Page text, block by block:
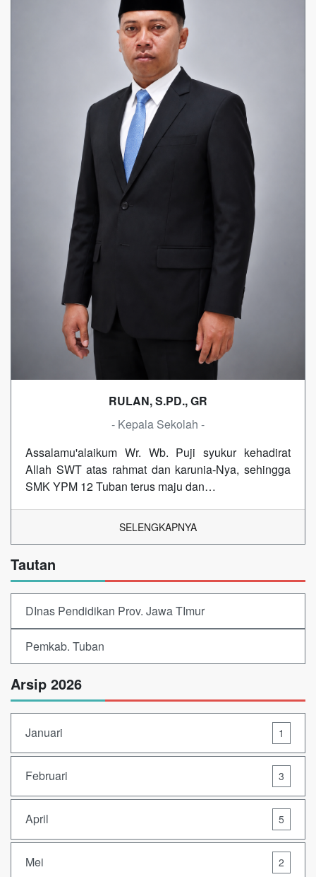
RULAN, S.PD., GR
- Kepala Sekolah -
Assalamu'alaikum Wr. Wb. Puji syukur kehadirat
Allah SWT atas rahmat dan karunia-Nya, sehingga
SMK YPM 12 Tuban terus maju dan…
SELENGKAPNYA
Tautan
DInas Pendidikan Prov. Jawa TImur
Pemkab. Tuban
Arsip 2026
Januari 1
Februari 3
April 5
Mei 2